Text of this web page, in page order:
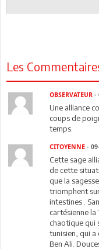
Les
OBSERVATEUR -
Une alliance
coups de
temps.
CITOYENNE -
Cette sage
de cette
que la
triomphent
intestines .
cartésienne
chaotique qui
tunisien, qui
Ben Ali.